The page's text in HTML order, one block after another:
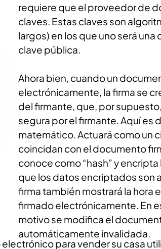
requiere que el proveedor de
claves. Estas claves son
largos) en los que uno será una
clave pública.
Ahora bien, cuando un
electrónicamente, la firma se
del firmante, que, por
segura por el firmante. Aquí es
matemático. Actuará como un
coincidan con el documento
conoce como “hash” y
que los datos encriptados son
firma también mostrará la hora
firmado electrónicamente. En
motivo se modifica el
automáticamente invalidada.
para vender su casa